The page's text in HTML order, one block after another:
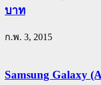
บาท
ก.พ. 3, 2015
Samsung Galaxy